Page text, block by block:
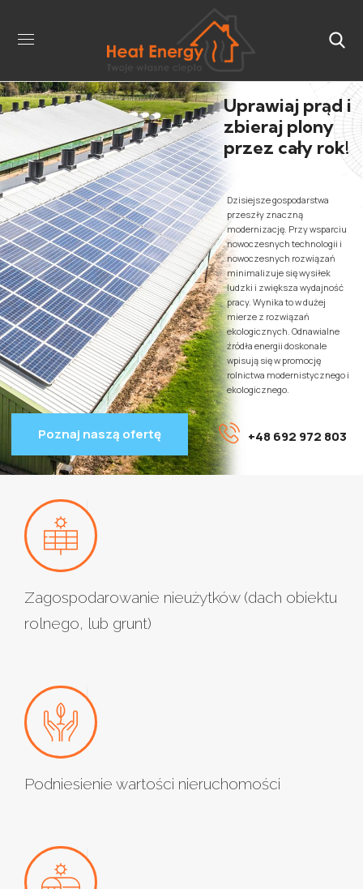
Uprawiaj prąd i
zbieraj plony
przez cały rok!
Dzisiejsze gospodarstwa
przeszły znaczną
modernizację. Przy wsparciu
nowoczesnych technologii i
nowoczesnych rozwiązań
minimalizuje się wysiłek
ludzki i zwiększa wydajność
pracy. Wynika to w dużej
mierze z rozwiązań
ekologicznych. Odnawialne
źródła energii doskonale
wpisują się w promocję
rolnictwa modernistycznego i
ekologicznego.
Poznaj naszą ofertę +48 692 972 803
Zagospodarowanie nieużytków (dach obiektu
rolnego, lub grunt)
Podniesienie wartości nieruchomości